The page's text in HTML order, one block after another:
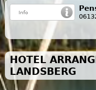
HOTEL
LANDSBERG